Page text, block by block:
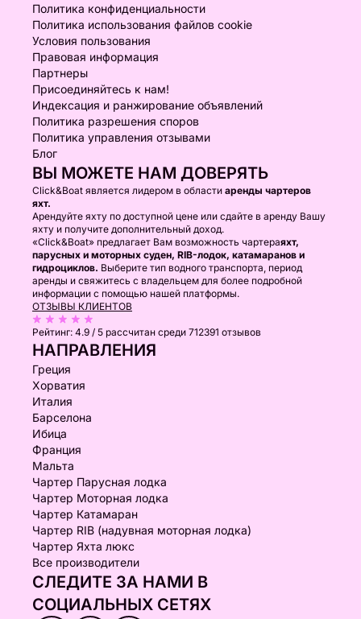
Политика конфиденциальности
Политика использования файлов cookie
Условия пользования
Правовая информация
Партнеры
Присоединяйтесь к нам!
Индексация и ранжирование объявлений
Политика разрешения споров
Политика управления отзывами
Блог
ВЫ МОЖЕТЕ НАМ ДОВЕРЯТЬ
Click&Boat является лидером в области аренды чартеров
яхт.
Арендуйте яхту по доступной цене или сдайте в аренду Вашу
яхту и получите дополнительный доход.
«Click&Boat» предлагает Вам возможность чартераяхт,
парусных и моторных суден, RIB-лодок, катамаранов и
гидроциклов. Выберите тип водного транспорта, период
аренды и свяжитесь с владельцем для более подробной
информации с помощью нашей платформы.
ОТЗЫВЫ КЛИЕНТОВ
Рейтинг: 4.9 / 5 рассчитан среди 712391 отзывов
НАПРАВЛЕНИЯ
Греция
Хорватия
Италия
Барселона
Ибица
Франция
Мальта
Чартер Парусная лодка
Чартер Моторная лодка
Чартер Катамаран
Чартер RIB (надувная моторная лодка)
Чартер Яхта люкс
Все производители
СЛЕДИТЕ ЗА НАМИ В
СОЦИАЛЬНЫХ СЕТЯХ